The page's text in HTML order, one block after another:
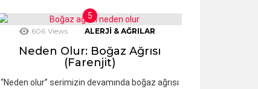
606 Views ALERJI & AĞRILAR
Neden Olur: Boğaz Ağrısı
(Farenjit)
“Neden olur” serimizin devamında boğaz ağrısı